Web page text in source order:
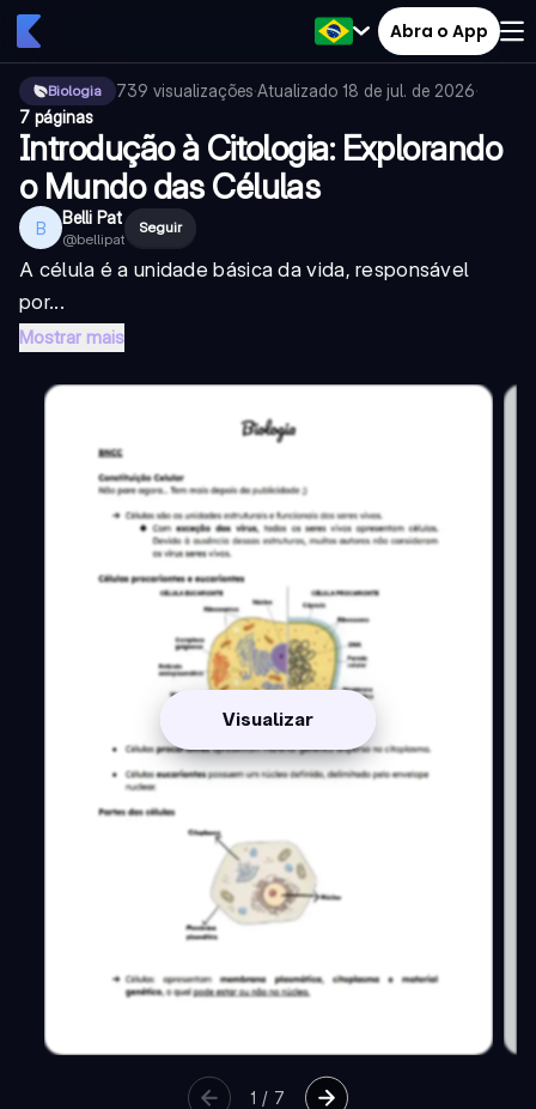
Abra o App
Biologia 739 visualizações·Atualizado 18 de jul. de 2026·
7 páginas
Introdução à Citologia: Explorando
o Mundo das Células
B Belli Pat
@bellipat
Seguir
A célula é a unidade básica da vida, responsável
por...
Mostrar mais
Visualizar
1 / 7